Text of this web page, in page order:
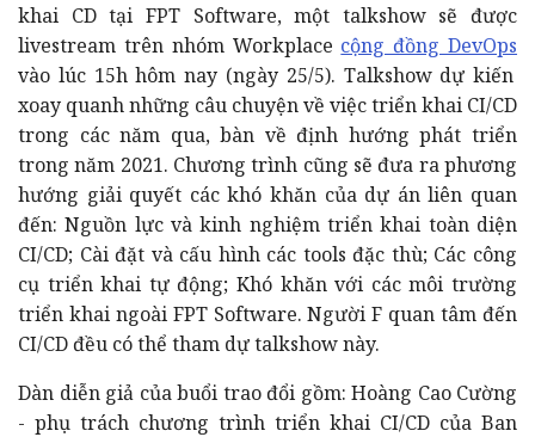
khai CD tại FPT Software, một talkshow sẽ được
livestream trên nhóm Workplace cộng đồng DevOps
vào lúc 15h hôm nay (ngày 25/5). Talkshow dự kiến
xoay quanh những câu chuyện về việc triển khai CI/CD
trong các năm qua, bàn về định hướng phát triển
trong năm 2021. Chương trình cũng sẽ đưa ra phương
hướng giải quyết các khó khăn của dự án liên quan
đến: Nguồn lực và kinh nghiệm triển khai toàn diện
CI/CD; Cài đặt và cấu hình các tools đặc thù; Các công
cụ triển khai tự động; Khó khăn với các môi trường
triển khai ngoài FPT Software. Người F quan tâm đến
CI/CD đều có thể tham dự talkshow này.
Dàn diễn giả của buổi trao đổi gồm: Hoàng Cao Cường
- phụ trách chương trình triển khai CI/CD của Ban